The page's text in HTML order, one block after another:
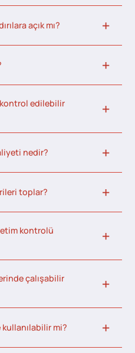
açık mı?
edilebilir
nedir?
toplar?
kontrolü
çalışabilir
mi?